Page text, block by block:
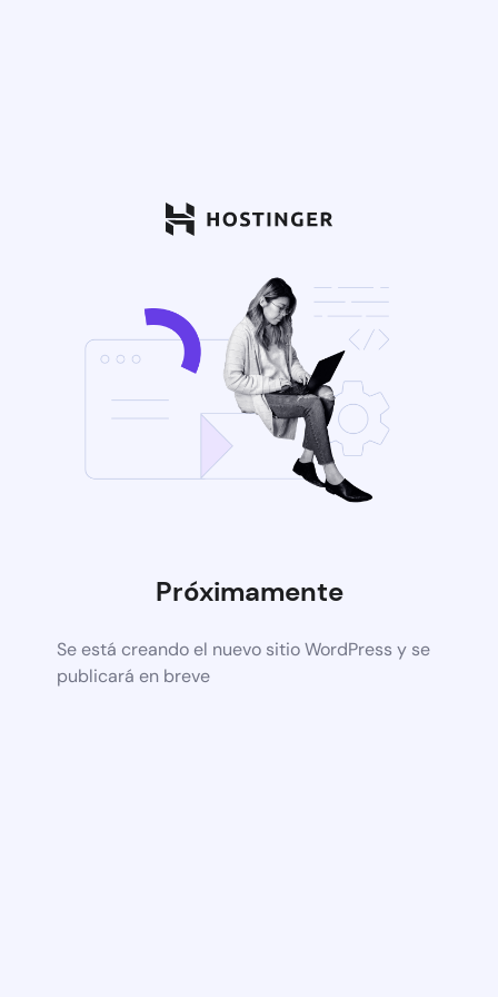
Próximamente
Se está creando el nuevo sitio WordPress y se
publicará en breve